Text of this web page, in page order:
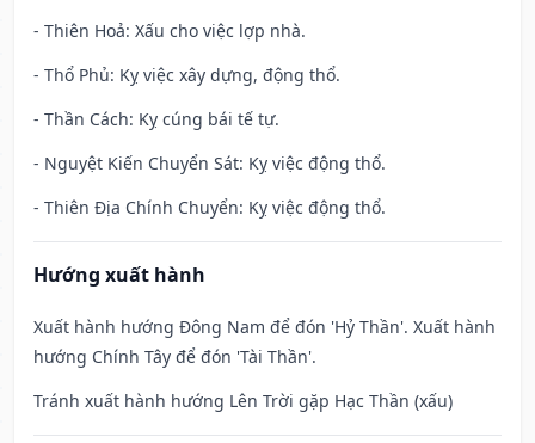
- Thiên Hoả: Xấu cho việc lợp nhà.
- Thổ Phủ: Kỵ việc xây dựng, động thổ.
- Thần Cách: Kỵ cúng bái tế tự.
- Nguyệt Kiến Chuyển Sát: Kỵ việc động thổ.
- Thiên Địa Chính Chuyển: Kỵ việc động thổ.
Hướng xuất hành
Xuất hành hướng Đông Nam để đón 'Hỷ Thần'. Xuất hành
hướng Chính Tây để đón 'Tài Thần'.
Tránh xuất hành hướng Lên Trời gặp Hạc Thần (xấu)